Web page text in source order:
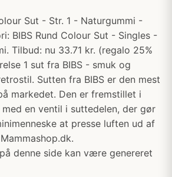
Sut - Str. 1 - Naturgummi -
BIBS Rund Colour Sut - Singles -
Tilbud: nu 33.71 kr. (regalo 25%
1 sut fra BIBS - smuk og
Sutten fra BIBS er den mest
markedet. Den er fremstillet i
med en ventil i suttedelen, der gør
at presse luften ud af
denne side kan være genereret